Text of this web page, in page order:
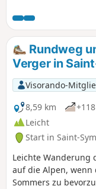
Rundweg
Verger in
Visorando-
8,59 km
Leicht
Start in Saint-
Leichte Wanderung
auf die Alpen, wenn
Sommers zu